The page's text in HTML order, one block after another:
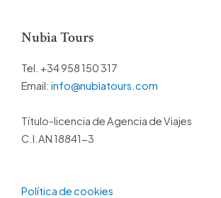
Nubia Tours
Tel. +34 958 150 317
Email: info@nubiatours.com
Título-licencia de Agencia de Viajes
C.I.AN 18841-3
Política de cookies